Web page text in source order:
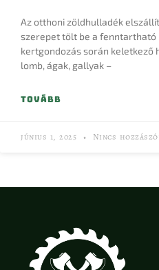
Az otthoni zöldhulladék
szerepet tölt be a fenntartható
kertgondozás során keletkező
lomb, ágak, gallyak –
TOVÁBB
június 1, 2025 Nincs